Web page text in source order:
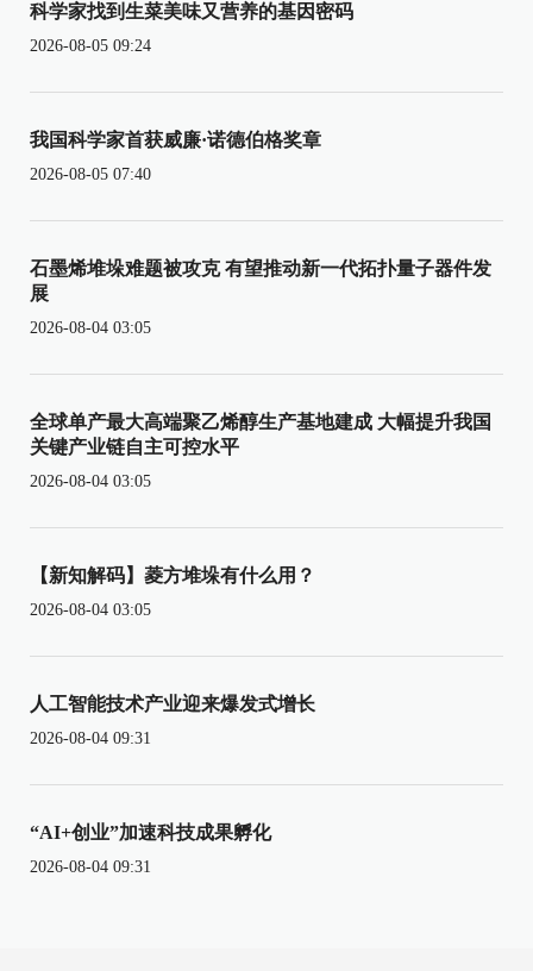
科学家找到生菜美味又营养的基因密码
2026-08-05 09:24
我国科学家首获威廉·诺德伯格奖章
2026-08-05 07:40
石墨烯堆垛难题被攻克 有望推动新一代拓扑量子器件发
展
2026-08-04 03:05
全球单产最大高端聚乙烯醇生产基地建成 大幅提升我国
关键产业链自主可控水平
2026-08-04 03:05
【新知解码】菱方堆垛有什么用？
2026-08-04 03:05
人工智能技术产业迎来爆发式增长
2026-08-04 09:31
“AI+创业”加速科技成果孵化
2026-08-04 09:31